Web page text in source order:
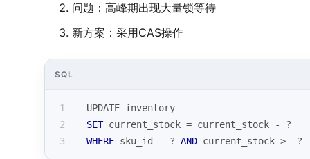
问题：高峰期出现大量锁等待
新方案：采用CAS操作
SQL
1
UPDATE inventory
2
SET current_stock = current_stock -
?
3
WHERE sku_id = ? AND current_stock >= ?